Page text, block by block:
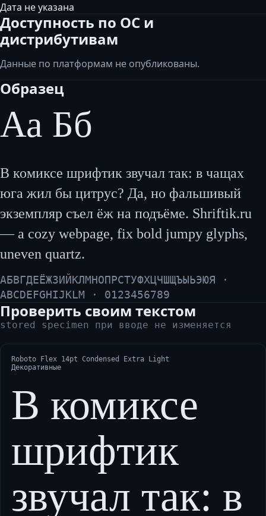
Дата не указана
Доступность по ОС и
дистрибутивам
Данные по платформам не опубликованы.
Образец
Аа Бб
В комиксе шрифтик звучал так: в чащах
юга жил бы цитрус? Да, но фальшивый
экземпляр съел ёж на подъёме. Shriftik.ru
— a cozy webpage, fix bold jumpy glyphs,
uneven quartz.
АБВГДЕЁЖЗИЙКЛМНОПРСТУФХЦЧШЩЪЫЬЭЮЯ ·
ABCDEFGHIJKLM · 0123456789
Проверить своим текстом
stored specimen при вводе не изменяется
Roboto Flex 14pt Condensed Extra Light
Декоративные
В комиксе
шрифтик
звучал так: в